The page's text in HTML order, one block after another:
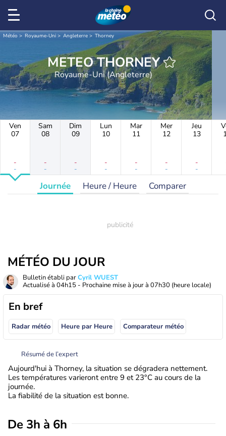
Météo Royaume-Uni Angleterre Thorney
METEO THORNEY
Royaume-Uni (Angleterre)
Ven
07
-
-
Sam
08
-
-
Dim
09
-
-
Lun
10
-
-
Mar
11
-
-
Mer
12
-
-
Jeu
13
-
-
Journée Heure / Heure Comparer
MÉTÉO DU JOUR
Bulletin établi parCyril WUEST
Actualisé à 04h15 - Prochaine mise à jour à 07h30 (heure locale)
En bref
Radar météo Heure par Heure Comparateur météo
Résumé de l’expert
Aujourd'hui à Thorney, la situation se dégradera nettement.
Les températures varieront entre 9 et 23°C au cours de la
journée.
La fiabilité de la situation est bonne.
De 3h à 6h